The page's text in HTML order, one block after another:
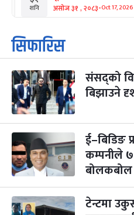
शनि असोज ३१ , २०८३-Oct 17, 2026
१
आइत
कार्तिक सङ्क्रान्ति
कार्तिक १, २०८३
३
मंगल
महानवमी
कार्तिक ३, २०८३-Oct 20, 2026
४
बुध कार्तिक ४, २०८३ -Oct 21, 2026
५
बिहि
पापा‌ङ्कुशा एकादशी व्रत
कार्तिक ५, २०८३-Oct 22, 2026
२२ कुकुर तिहार
Nov 8,
सिफारिस
संसद्को
बिझाउने
ई–बिडिङ
कम्पनीले
बोलकबोल
टेन्टमा